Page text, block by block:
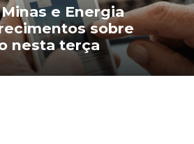
e Energia
sobre
nesta terça